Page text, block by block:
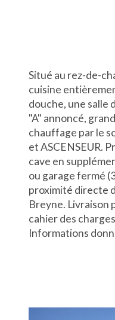
Situé au rez-de-
cuisine
douche, une salle
"A" annoncé,
chauffage par le
et ASCENSEUR.
cave en
ou garage fermé
proximité directe
Breyne. Livraison
cahier des
Informations